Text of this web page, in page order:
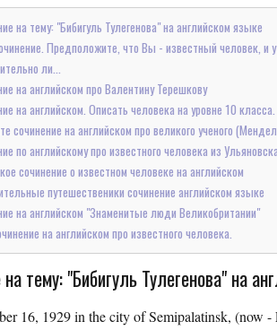
на тему: "Бибигуль Тулегенова" на английском языке
Предположите, что Вы - известный человек, и у
ли...
на английском про Валентину Терешкову
на английском. Описать человека на уровне 10
сочинение на английском про великого ученого
по английскому про известного человека из Ульяновска
сочинение о известном человеке на английском
путешественики сочинение английском языке
на английском "Знаменитые люди Великобритании"
на английском про известного человека.
тему: "Бибигуль Тулегенова" на
16, 1929 in the city of Semipalatinsk, (now